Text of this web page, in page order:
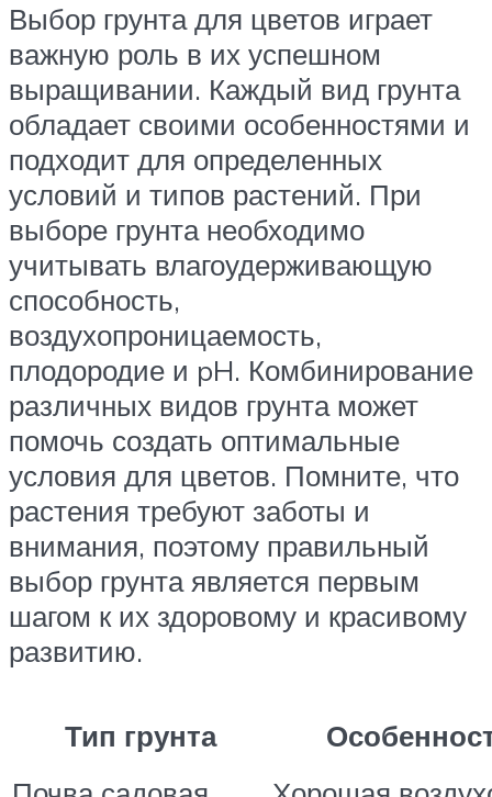
Выбор грунта для цветов играет
важную роль в их успешном
выращивании. Каждый вид грунта
обладает своими особенностями и
подходит для определенных
условий и типов растений. При
выборе грунта необходимо
учитывать влагоудерживающую
способность,
воздухопроницаемость,
плодородие и pH. Комбинирование
различных видов грунта может
помочь создать оптимальные
условия для цветов. Помните, что
растения требуют заботы и
внимания, поэтому правильный
выбор грунта является первым
шагом к их здоровому и красивому
развитию.
Тип грунта